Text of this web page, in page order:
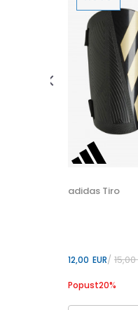
adidas Tiro
12,00 EUR 15,00
Popust20%